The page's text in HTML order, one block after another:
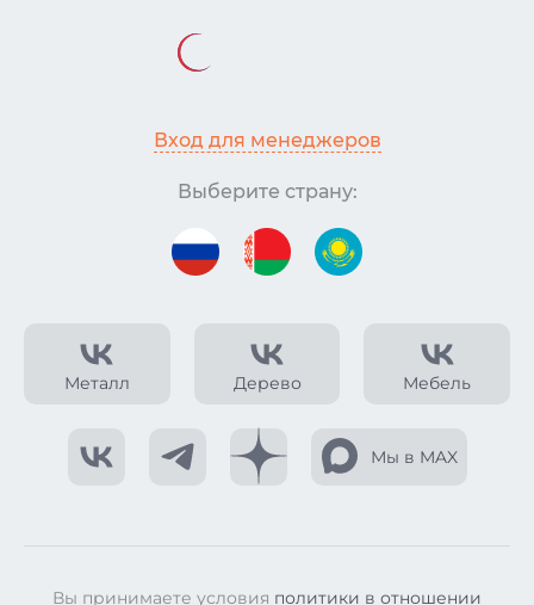
Металл Дерево Мебель
Мы в MAX
Вход для менеджеров
Выберите страну:
Вы принимаете условия политики в отношении